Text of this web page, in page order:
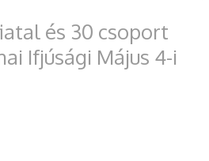
és 30 csoport
Ifjúsági Május 4-i